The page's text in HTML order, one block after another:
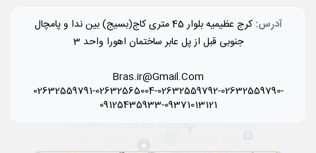
آدرس:
کرج عظیمیه بلوار 45 متری کاج(بسیج) بین ندا و پامچال
جنوبی قبل از پل عابر ساختمان اهورا واحد 3
Bras.ir@Gmail.Com
02632559791-02632565004-02632559792-02632559790-
09125435933-09371013121